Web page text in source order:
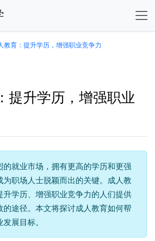
教育：提升学历，增强职业竞争力
提升学历，增强职业
的就业市场，拥有更高的学历和更强
为职场人士脱颖而出的关键。成人教
升学历、增强职业竞争力的人们提供
的途径。本文将探讨成人教育如何帮
展目标。